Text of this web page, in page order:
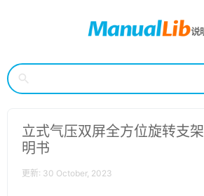
立式气压双屏全方位旋转支
明书
更新: 30 October, 2023